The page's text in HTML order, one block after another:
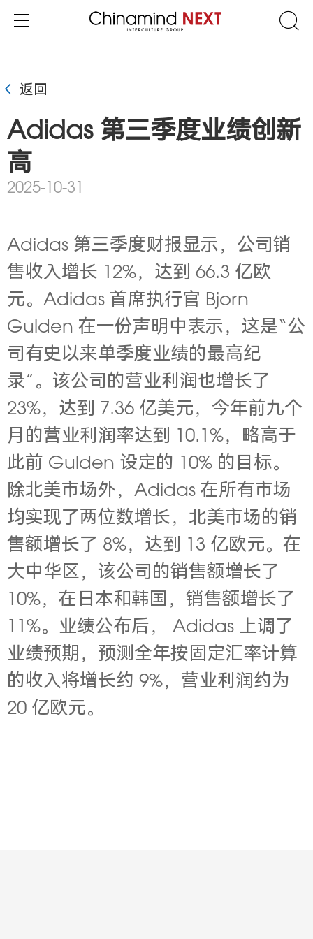
返回
Adidas 第三季度业绩创新
高
2025-10-31
Adidas 第三季度财报显示，公司销
售收入增长 12%，达到 66.3 亿欧
元。Adidas 首席执行官 Bjorn
Gulden 在一份声明中表示，这是“公
司有史以来单季度业绩的最高纪
录”。该公司的营业利润也增长了
23%，达到 7.36 亿美元，今年前九个
月的营业利润率达到 10.1%，略高于
此前 Gulden 设定的 10% 的目标。
除北美市场外，Adidas 在所有市场
均实现了两位数增长，北美市场的销
售额增长了 8%，达到 13 亿欧元。在
大中华区，该公司的销售额增长了
10%，在日本和韩国，销售额增长了
11%。业绩公布后， Adidas 上调了
业绩预期，预测全年按固定汇率计算
的收入将增长约 9%，营业利润约为
20 亿欧元。